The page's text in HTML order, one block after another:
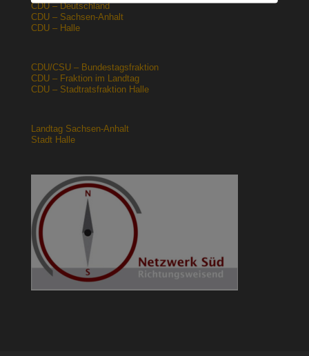
CDU – Deutschland
CDU – Sachsen-Anhalt
CDU – Halle
CDU/CSU – Bundestagsfraktion
CDU – Fraktion im Landtag
CDU – Stadtratsfraktion Halle
Landtag Sachsen-Anhalt
Stadt Halle